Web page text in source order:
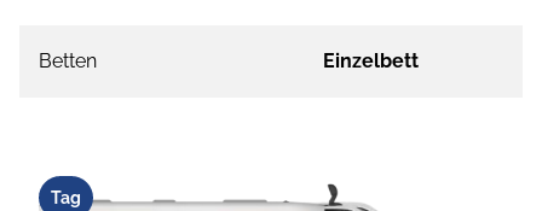
Betten Einzelbett
Tag